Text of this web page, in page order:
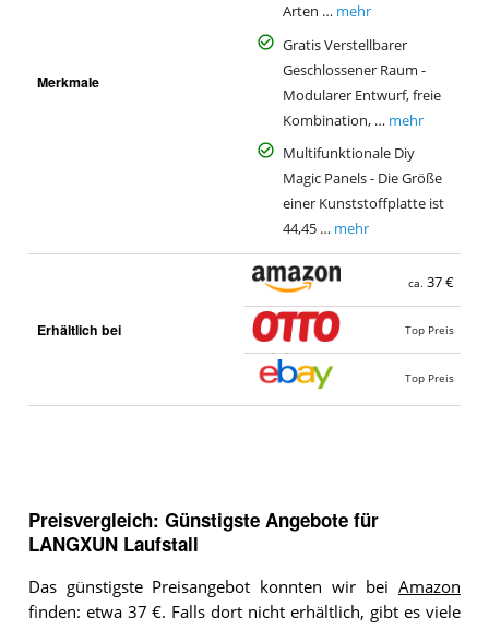
Merkmale
Arten … mehr
Gratis Verstellbarer
Geschlossener Raum -
Modularer Entwurf, freie
Kombination, … mehr
Multifunktionale Diy
Magic Panels - Die Größe
einer Kunststoffplatte ist
44,45 … mehr
Erhältlich bei
ca. 37 €
Top Preis
Top Preis
Preisvergleich: Günstigste Angebote für
LANGXUN Laufstall
Das günstigste Preisangebot konnten wir bei Amazon
finden: etwa 37 €. Falls dort nicht erhältlich, gibt es viele